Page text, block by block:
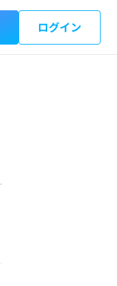
ログイン